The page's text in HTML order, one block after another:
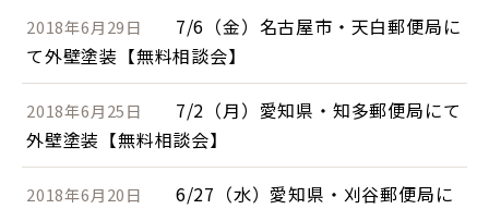
2018年6月29日
7/6（金）名古屋市・天白郵便局に
て外壁塗装【無料相談会】
2018年6月25日
7/2（月）愛知県・知多郵便局にて
外壁塗装【無料相談会】
2018年6月20日
6/27（水）愛知県・刈谷郵便局に